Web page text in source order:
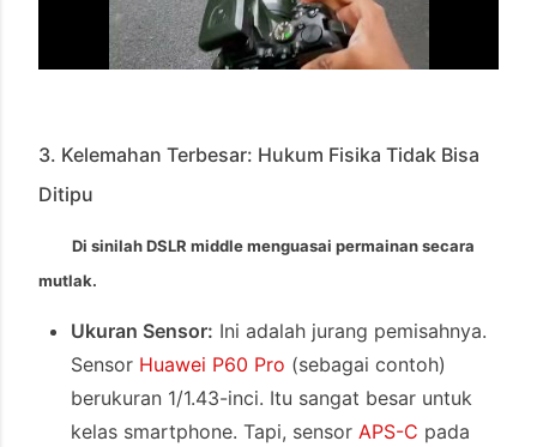
3. Kelemahan Terbesar: Hukum Fisika Tidak Bisa
Ditipu
Di sinilahDSLR middle menguasai permainansecara
mutlak.
Ukuran Sensor: Ini adalah jurang pemisahnya.
Sensor Huawei P60 Pro (sebagai contoh)
berukuran 1/1.43-inci. Itu sangat besar untuk
kelas smartphone. Tapi, sensor APS-C pada